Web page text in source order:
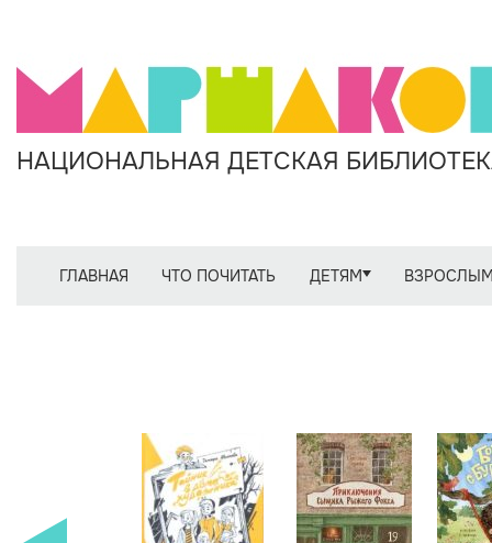
НАЦИОНАЛЬНАЯ ДЕТСКАЯ
ГЛАВНАЯ ЧТО ПОЧИТАТЬ ДЕТЯМ